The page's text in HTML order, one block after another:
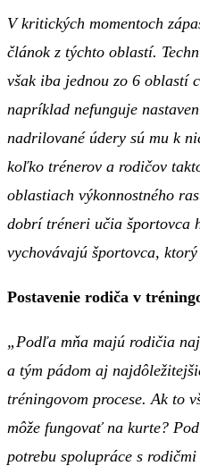
V kritických momentoch
článok z týchto oblastí.
však iba jednou zo 6 oblastí
napríklad nefunguje
nadrilované údery sú mu k
koľko trénerov a rodičov
oblastiach výkonnostného
dobrí tréneri učia športovca
vychovávajú športovca,
Postavenie rodiča v
„Podľa mňa majú rodičia
a tým pádom aj
tréningovom procese. Ak to
môže fungovať na kurte?
potrebu spolupráce s